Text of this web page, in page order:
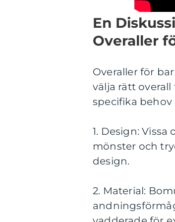
En
Overaller
Overaller för
välja rätt
specifika
1. Design:
mönster och
design.
2. Material: